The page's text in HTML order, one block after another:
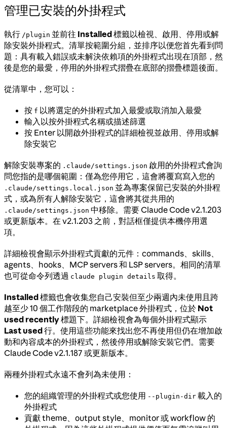
管理已安裝的外掛程式
執行 /plugin 並前往 Installed標籤以檢視、啟用、停用或解
除安裝外掛程式。清單按範圍分組，並排序以便您首先看到問
題：具有載入錯誤或未解決依賴項的外掛程式出現在頂部，然
後是您的最愛，停用的外掛程式摺疊在底部的摺疊標題後面。
從清單中，您可以：
按 f 以將選定的外掛程式加入最愛或取消加入最愛
輸入以按外掛程式名稱或描述篩選
按 Enter 以開啟外掛程式的詳細檢視並啟用、停用或解
除安裝它
解除安裝專案的 .claude/settings.json 啟用的外掛程式會詢
問您指的是哪個範圍：僅為您停用它，這會將覆寫寫入您的
.claude/settings.local.json 並為專案保留已安裝的外掛程
式，或為所有人解除安裝它，這會將其從共用的
.claude/settings.json 中移除。需要 Claude Code v2.1.203
或更新版本。在 v2.1.203 之前，對話框僅提供本機停用選
項。
詳細檢視會顯示外掛程式貢獻的元件：commands、skills、
agents、hooks、MCP servers 和 LSP servers。相同的清單
也可從命令列透過 claude plugin details 取得。
Installed標籤也會收集您自己安裝但至少兩週內未使用且跨
越至少 10 個工作階段的 marketplace 外掛程式，位於 Not
used recently標題下。詳細檢視會為每個外掛程式顯示
Last used行。使用這些功能來找出您不再使用但仍在增加啟
動和內容成本的外掛程式，然後停用或解除安裝它們。需要
Claude Code v2.1.187 或更新版本。
兩種外掛程式永遠不會列為未使用：
您的組織管理的外掛程式或您使用 --plugin-dir 載入的
外掛程式
貢獻 theme、output style、monitor 或 workflow 的